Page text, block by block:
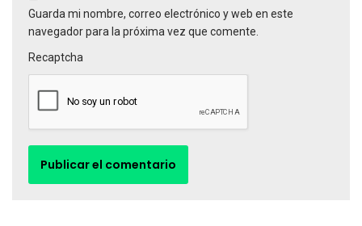
Guarda mi nombre, correo electrónico y web en este
navegador para la próxima vez que comente.
Recaptcha